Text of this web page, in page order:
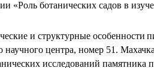
«Роль ботанических садов в
и структурные особенности
научного центра, номер 51.
исследований памятника